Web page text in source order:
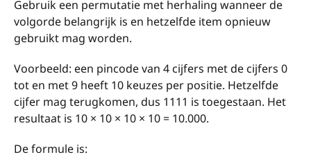
Gebruik een permutatie met herhaling wanneer de
volgorde belangrijk is en hetzelfde item opnieuw
gebruikt mag worden.
Voorbeeld: een pincode van 4 cijfers met de cijfers 0
tot en met 9 heeft 10 keuzes per positie. Hetzelfde
cijfer mag terugkomen, dus 1111 is toegestaan. Het
resultaat is 10 × 10 × 10 × 10 = 10.000.
De formule is: